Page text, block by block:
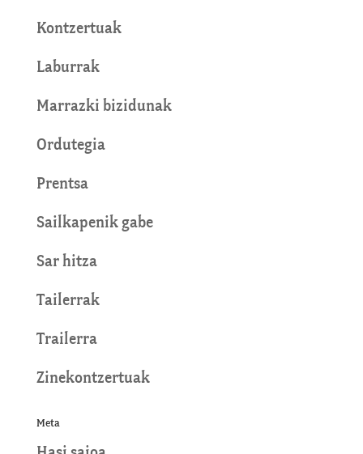
Kontzertuak
Laburrak
Marrazki bizidunak
Ordutegia
Prentsa
Sailkapenik gabe
Sar hitza
Tailerrak
Trailerra
Zinekontzertuak
Meta